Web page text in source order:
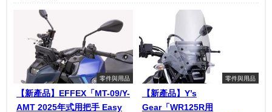
零件與用品
【新產品】EFFEX「MT-09/Y-
AMT 2025年式用把手 Easy
零件與用品
【新產品】Y’s
Gear「WR125R用